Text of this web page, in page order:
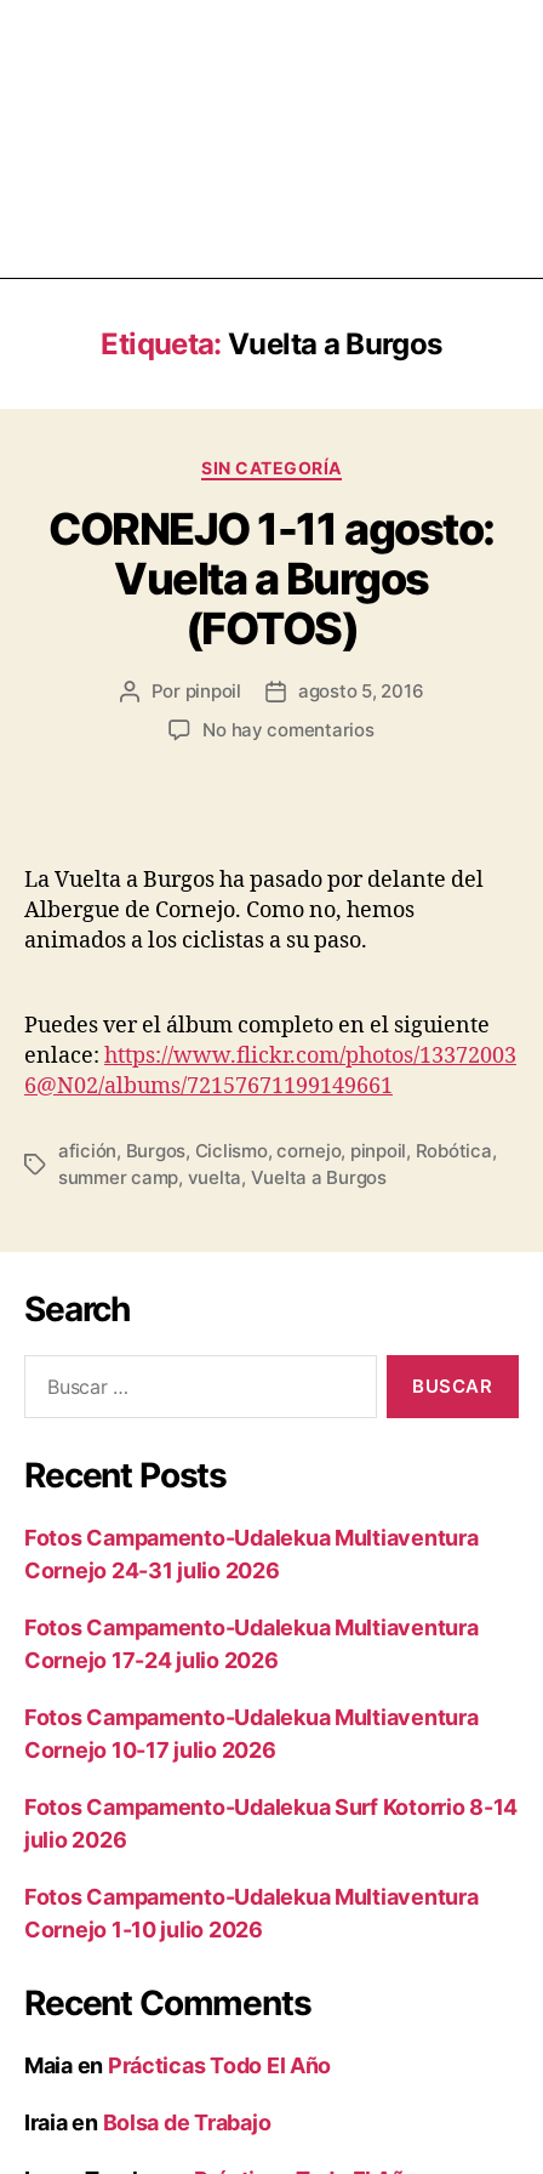
Etiqueta: Vuelta a Burgos
SIN CATEGORÍA
CORNEJO 1-11 agosto:
Vuelta a Burgos
(FOTOS)
Por pinpoil
agosto 5, 2016
No hay comentarios
La Vuelta a Burgos ha pasado por delante del
Albergue de Cornejo. Como no, hemos
animados a los ciclistas a su paso.
Puedes ver el álbum completo en el siguiente
enlace: https://www.flickr.com/photos/13372003
6@N02/albums/72157671199149661
afición, Burgos, Ciclismo,cornejo, pinpoil, Robótica,
summer camp, vuelta, Vuelta a Burgos
Search
Recent Posts
Fotos Campamento-Udalekua Multiaventura
Cornejo 24-31 julio 2026
Fotos Campamento-Udalekua Multiaventura
Cornejo 17-24 julio 2026
Fotos Campamento-Udalekua Multiaventura
Cornejo 10-17 julio 2026
Fotos Campamento-Udalekua Surf Kotorrio 8-14
julio 2026
Fotos Campamento-Udalekua Multiaventura
Cornejo 1-10 julio 2026
Recent Comments
Maiaen Prácticas Todo El Año
Iraiaen Bolsa de Trabajo